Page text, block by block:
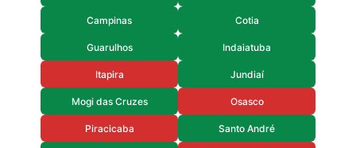
Campinas Cotia
Guarulhos Indaiatuba
Itapira Jundiaí
Mogi das Cruzes Osasco
Piracicaba Santo André